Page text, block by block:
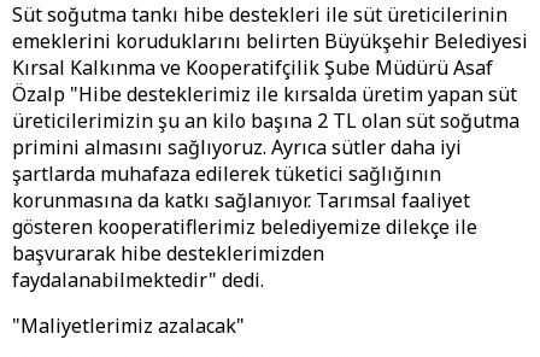
Süt soğutma tankı hibe destekleri ile süt üreticilerinin
emeklerini koruduklarını belirten Büyükşehir Belediyesi
Kırsal Kalkınma ve Kooperatifçilik Şube Müdürü Asaf
Özalp "Hibe desteklerimiz ile kırsalda üretim yapan süt
üreticilerimizin şu an kilo başına 2 TL olan süt soğutma
primini almasını sağlıyoruz. Ayrıca sütler daha iyi
şartlarda muhafaza edilerek tüketici sağlığının
korunmasına da katkı sağlanıyor. Tarımsal faaliyet
gösteren kooperatiflerimiz belediyemize dilekçe ile
başvurarak hibe desteklerimizden
faydalanabilmektedir" dedi.
"Maliyetlerimiz azalacak"